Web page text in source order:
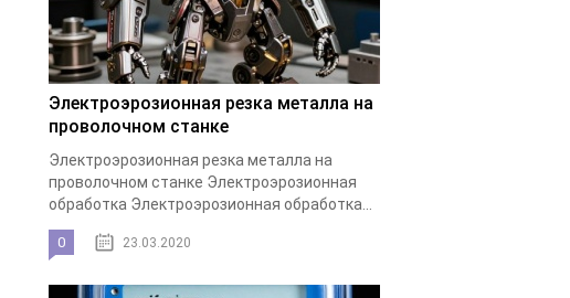
Электроэрозионная резка металла на
проволочном станке
Электроэрозионная резка металла на
проволочном станке Электроэрозионная
обработка Электроэрозионная обработка...
0 23.03.2020